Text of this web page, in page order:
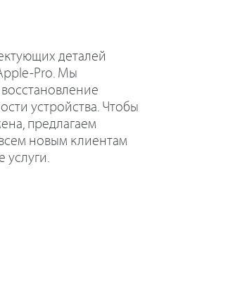
деталей
Pro. Мы
устройства. Чтобы
предлагаем
новым клиентам
услуги.